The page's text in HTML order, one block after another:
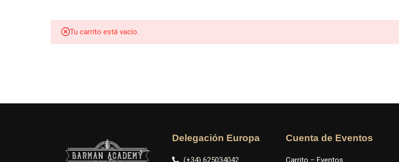
Tu carrito está vacío.
Delegación Europa
(+34) 625034042
Cuenta de Eventos
Carrito – Eventos